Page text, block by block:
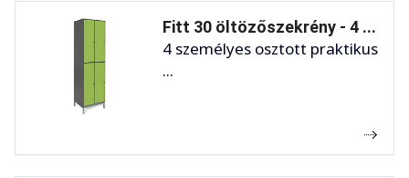
Fitt 30 öltözőszekrény - 4 ...
4 személyes osztott praktikus
...